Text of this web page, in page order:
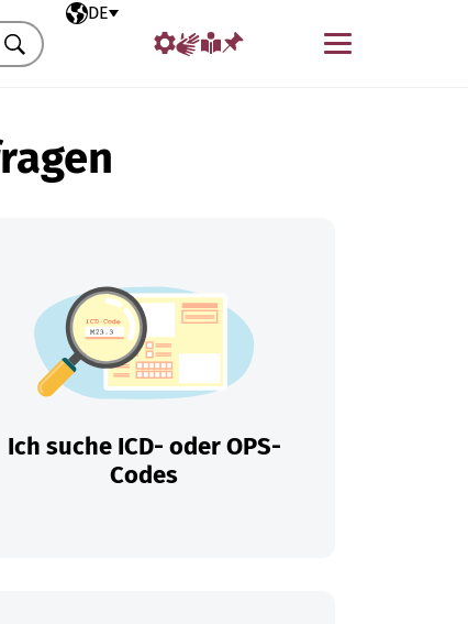
Ausgewählte Sprache
DE
Menü
Suchen
Ich suche ICD- oder OPS-
Codes